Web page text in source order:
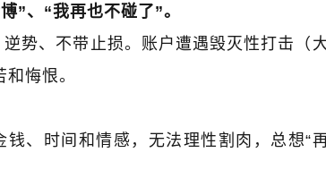
”、 “我再也不碰了 ”。
势、不带止损。账户遭遇毁灭性打击（
悔恨。
、时间和情感，无法理性割肉，总想“